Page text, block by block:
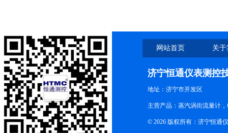
网站首页 关
济宁恒通仪表测控
地址：济宁市开发区
主营产品：蒸汽涡街流量计
© 2026 版权所有：济宁恒通